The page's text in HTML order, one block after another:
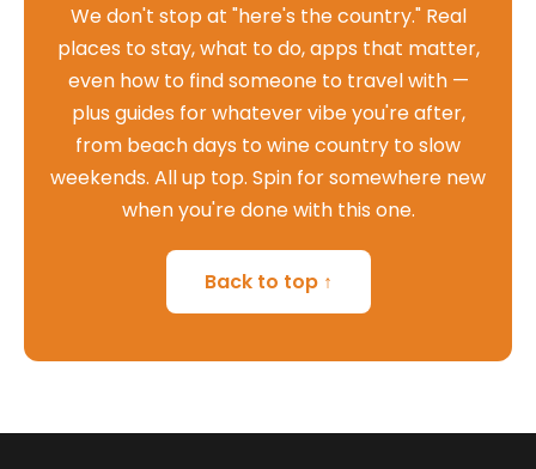
We don't stop at "here's the country." Real
places to stay, what to do, apps that matter,
even how to find someone to travel with —
plus guides for whatever vibe you're after,
from beach days to wine country to slow
weekends. All up top. Spin for somewhere new
when you're done with this one.
Back to top ↑